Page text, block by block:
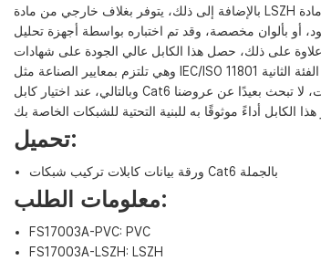
تحميل:
ورقة بيانات كابلات تركيب شبكات Cat6 بالجملة
معلومات الطلب:
FS17003A-PVC: PVC
FS17003A-LSZH: LSZH